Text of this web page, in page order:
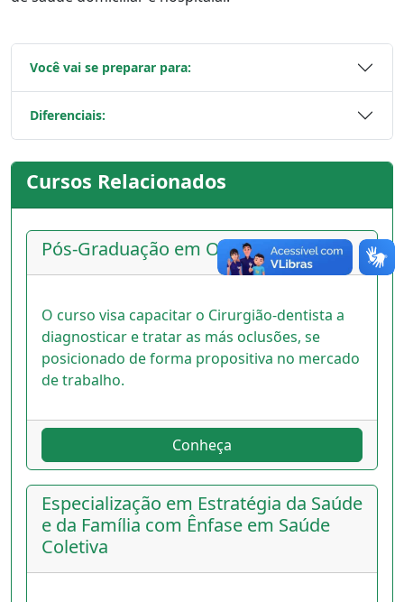
Você vai se preparar para:
Diferenciais:
Cursos Relacionados
Pós-Graduação em Ortodontia
O curso visa capacitar o Cirurgião-dentista a
diagnosticar e tratar as más oclusões, se
posicionado de forma propositiva no mercado
de trabalho.
Conheça
Especialização em Estratégia da Saúde
e da Família com Ênfase em Saúde
Coletiva